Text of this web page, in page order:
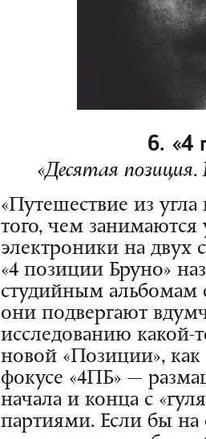
6. «4
«Десятая
«Путешествие из
того, чем занимаются
электроники на двух
«4 позиции Бруно»
студийным альбомам
они подвергают
исследованию какой-
новой «Позиции»,
фокусе «4ПБ» —
начала и конца с
партиями. Если бы